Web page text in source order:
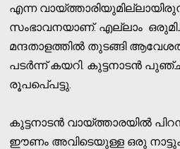
എന്ന
സംഭാവനയാണ്. എല്ലാം ഒരുമിച്ച്
മന്ദതാളത്തില്‍ തുടങ്ങി
പടര്‍ന്ന് കയറി. കുട്ടനാടന്‍
രൂപപെ്പട്ടു.
കുട്ടനാടന്‍ വായ്ത്താരയില്‍
ഈണം അവിടെയുള്ള ഒരു